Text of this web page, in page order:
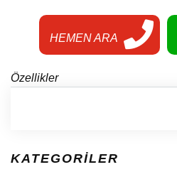
KATEGORİLER
HEMEN ARA
Özellikler